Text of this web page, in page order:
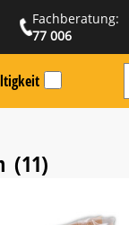
Fachberatung:
77 006
(11)